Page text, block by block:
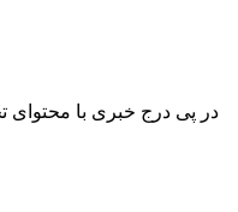
در پی درج خبری با محتوای